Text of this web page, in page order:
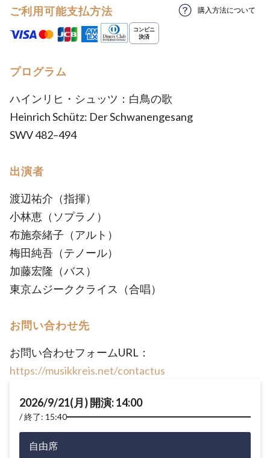
ご利用可能支払方法 購入方法について
プログラム
ハインリヒ・シュッツ：白鳥の歌
Heinrich Schütz: Der Schwanengesang
SWV 482–494
出演者
渡辺祐介（指揮）
小林恵（ソプラノ）
布施奈緒子（アルト）
梅田純吾（テノール）
加藤宏隆（バス）
東京ムジーククライス（合唱）
お問い合わせ先
お問い合わせフォームURL：
https://musikkreis.net/contactus
2026/9/21(月) 開演: 14:00
終了: 15:40
自由席